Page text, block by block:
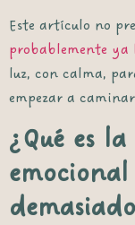
Este artículo no
probablemente
luz, con calma,
empezar a
¿Qué es